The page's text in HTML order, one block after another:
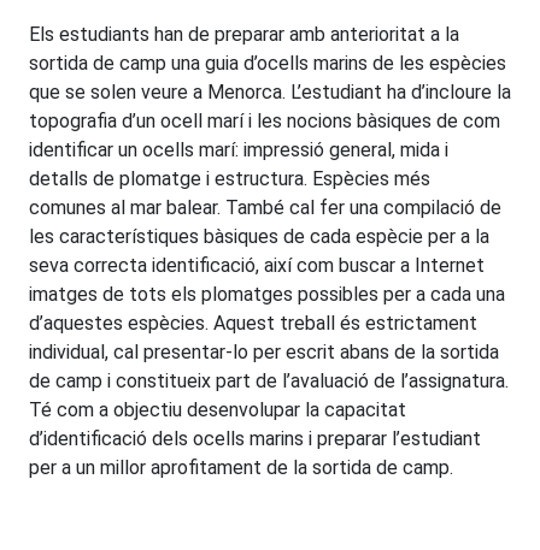
Els estudiants han de preparar amb anterioritat a la
sortida de camp una guia d’ocells marins de les espècies
que se solen veure a Menorca. L’estudiant ha d’incloure la
topografia d’un ocell marí i les nocions bàsiques de com
identificar un ocells marí: impressió general, mida i
detalls de plomatge i estructura. Espècies més
comunes al mar balear. També cal fer una compilació de
les característiques bàsiques de cada espècie per a la
seva correcta identificació, així com buscar a Internet
imatges de tots els plomatges possibles per a cada una
d’aquestes espècies. Aquest treball és estrictament
individual, cal presentar-lo per escrit abans de la sortida
de camp i constitueix part de l’avaluació de l’assignatura.
Té com a objectiu desenvolupar la capacitat
d’identificació dels ocells marins i preparar l’estudiant
per a un millor aprofitament de la sortida de camp.